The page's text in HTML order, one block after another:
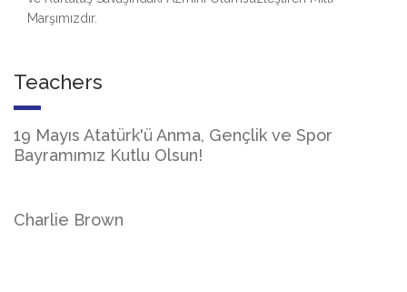
Marşımızdır.
Teachers
19 Mayıs Atatürk'ü Anma, Gençlik ve Spor
Bayramımız Kutlu Olsun!
Charlie Brown